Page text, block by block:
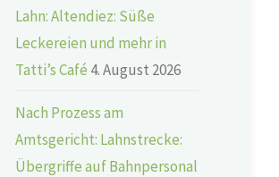
Lahn: Altendiez: Süße
Leckereien und mehr in
Tatti’s Café 4. August 2026
Nach Prozess am
Amtsgericht: Lahnstrecke:
Übergriffe auf Bahnpersonal